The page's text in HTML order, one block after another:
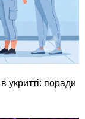
укритті: поради